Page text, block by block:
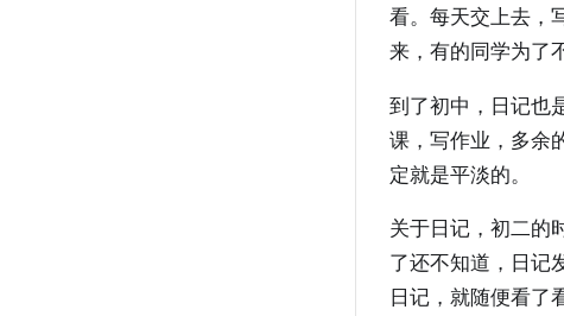
看。每天交上去，
来，有的同学为了
到了初中，日记也
课，写作业，多余
定就是平淡的。
关于日记，初二的
了还不知道，日记
日记，就随便看了